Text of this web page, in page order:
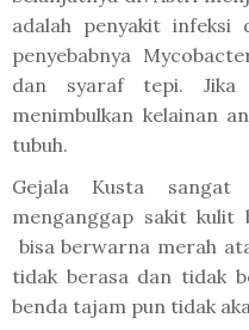
adalah penyakit infeksi
penyebabnya
dan syaraf tepi. Jika
menimbulkan kelainan
tubuh.
Gejala Kusta sangat
menganggap sakit kulit
bisa berwarna merah
tidak berasa dan tidak
benda tajam pun tidak